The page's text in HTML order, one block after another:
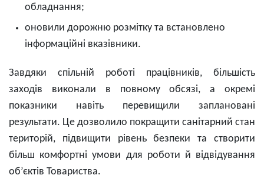
обладнання;
оновили дорожню розмітку та встановлено
інформаційні вказівники.
Завдяки спільній роботі працівників, більшість
заходів виконали в повному обсязі, а окремі
показники навіть перевищили заплановані
результати. Це дозволило покращити санітарний стан
територій, підвищити рівень безпеки та створити
більш комфортні умови для роботи й відвідування
об’єктів Товариства.